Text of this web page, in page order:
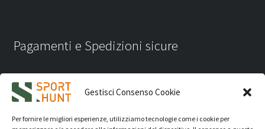
Gestisci Consenso Cookie
Per fornire le migliori esperienze, utilizziamo tecnologie come i cookie per
Pagamenti e Spedizioni sicure